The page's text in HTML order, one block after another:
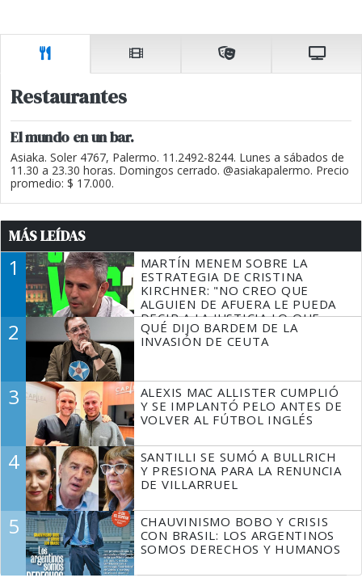
Restaurantes
El mundo en un bar.
Asiaka. Soler 4767, Palermo. 11.2492-8244. Lunes a sábados de
11.30 a 23.30 horas. Domingos cerrado. @asiakapalermo. Precio
promedio: $ 17.000.
MÁS LEÍDAS
1
MARTÍN MENEM SOBRE LA
ESTRATEGIA DE CRISTINA
KIRCHNER: "NO CREO QUE
ALGUIEN DE AFUERA LE PUEDA
DECIR A LA JUSTICIA LO QUE
TIENE QUE HACER"
2
QUÉ DIJO BARDEM DE LA
INVASIÓN DE CEUTA
3
ALEXIS MAC ALLISTER CUMPLIÓ
Y SE IMPLANTÓ PELO ANTES DE
VOLVER AL FÚTBOL INGLÉS
4
SANTILLI SE SUMÓ A BULLRICH
Y PRESIONA PARA LA RENUNCIA
DE VILLARRUEL
5
CHAUVINISMO BOBO Y CRISIS
CON BRASIL: LOS ARGENTINOS
SOMOS DERECHOS Y HUMANOS